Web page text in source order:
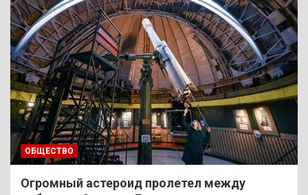
ОБЩЕСТВО
Огромный астероид пролетел между